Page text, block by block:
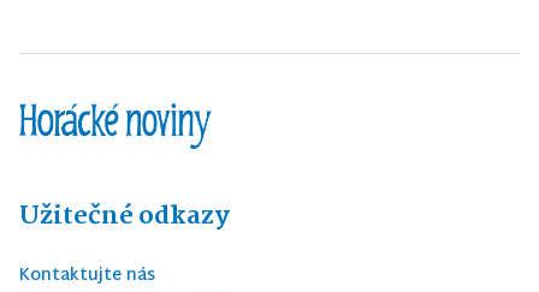
Užitečné odkazy
Kontaktujte nás